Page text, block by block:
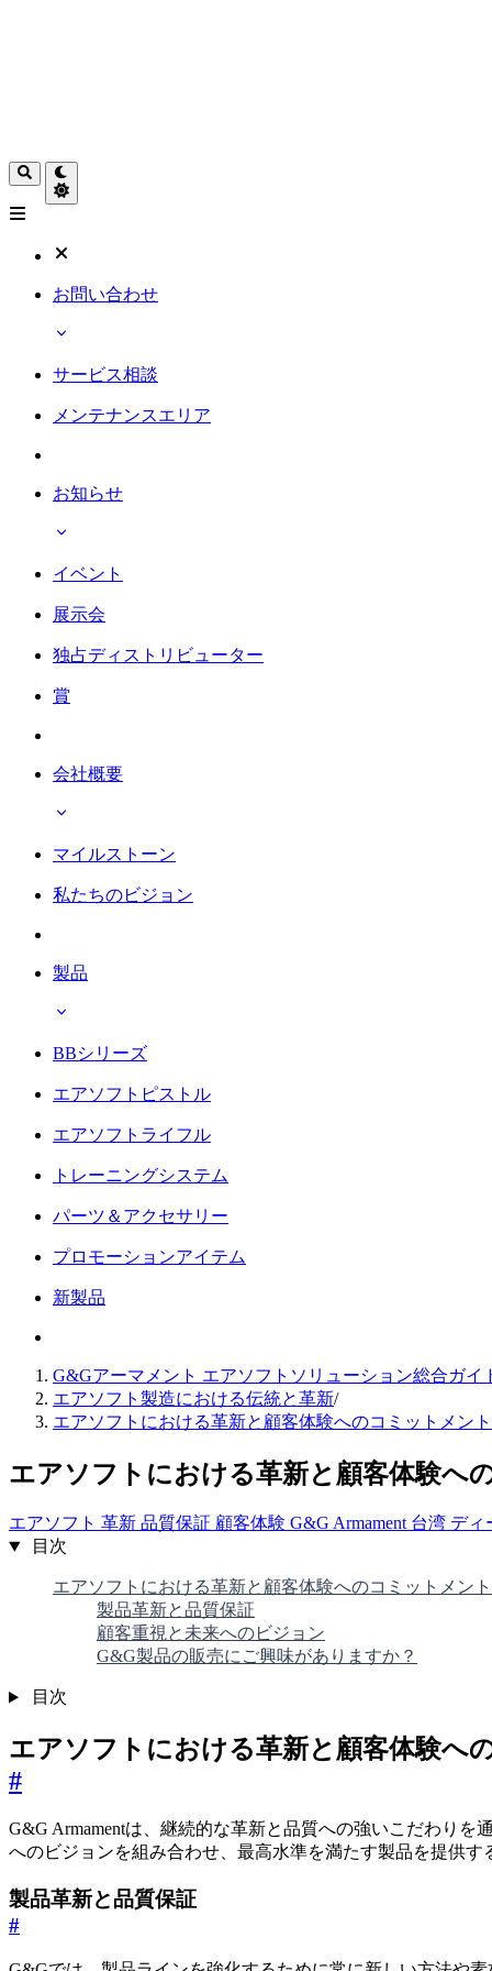
お問い合わせ
サービス相談
メンテナンスエリア
お知らせ
イベント
展示会
独占ディストリビューター
賞
会社概要
マイルストーン
私たちのビジョン
製品
BBシリーズ
エアソフトピストル
エアソフトライフル
トレーニングシステム
パーツ＆アクセサリー
プロモーションアイテム
新製品
G&Gアーマメント エアソフトソリューション総合ガイ
エアソフト製造における伝統と革新/
エアソフトにおける革新と顧客体験へのコミットメント
エアソフトにおける革新と顧客体験へ
エアソフト 革新 品質保証 顧客体験 G&G Armament 台湾 ディ
目次
エアソフトにおける革新と顧客体験へのコミットメント
製品革新と品質保証
顧客重視と未来へのビジョン
G&G製品の販売にご興味がありますか？
目次
エアソフトにおける革新と顧客体験へ
#
G&G Armamentは、継続的な革新と品質への強いこだわり
へのビジョンを組み合わせ、最高水準を満たす製品を提供す
製品革新と品質保証
#